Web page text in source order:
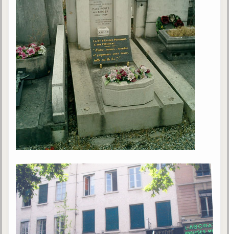
Posez votre question
Galerie
Photos et vidéoscope
Galerie photos
Vidéoscope
Filmothèque
Les Illustrés
Vidéos courtes de Divaldo
Liens spirites
Centres spirites
France